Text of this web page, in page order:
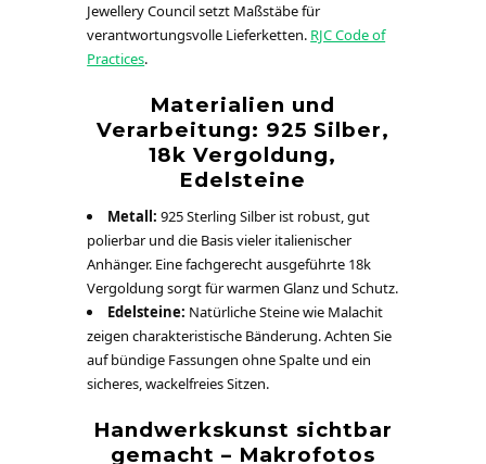
Jewellery Council setzt Maßstäbe für
verantwortungsvolle Lieferketten. RJC Code of
Practices.
Materialien und
Verarbeitung: 925 Silber,
18k Vergoldung,
Edelsteine
Metall: 925 Sterling Silber ist robust, gut
polierbar und die Basis vieler italienischer
Anhänger. Eine fachgerecht ausgeführte 18k
Vergoldung sorgt für warmen Glanz und Schutz.
Edelsteine: Natürliche Steine wie Malachit
zeigen charakteristische Bänderung. Achten Sie
auf bündige Fassungen ohne Spalte und ein
sicheres, wackelfreies Sitzen.
Handwerkskunst sichtbar
gemacht – Makrofotos